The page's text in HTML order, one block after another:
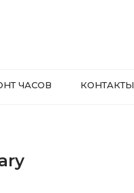
ЧАСОВ КОНТАКТЫ